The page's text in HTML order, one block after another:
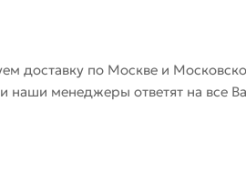
доставку по Москве и
наши менеджеры ответят на все